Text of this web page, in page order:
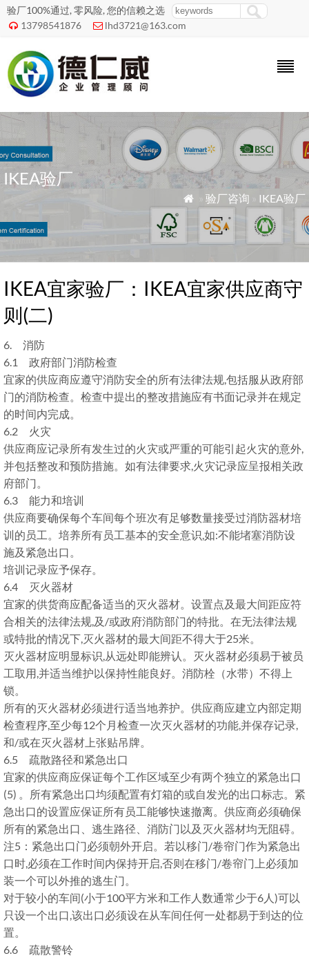
验厂100%通过, 零风险, 您的信赖之选
 13798541876  lhd3721@163.com
IKEA验厂
 验厂咨询 IKEA验厂
IKEA宜家验厂：IKEA宜家供应商守
则(二)
6. 消防
6.1 政府部门消防检查
宜家的供应商应遵守消防安全的所有法律法规,包括服从政府部
门的消防检查。检查中提出的整改措施应有书面记录并在规定
的时间内完成。
6.2 火灾
供应商应记录所有发生过的火灾或严重的可能引起火灾的意外,
并包括整改和预防措施。如有法律要求,火灾记录应呈报相关政
府部门。
6.3 能力和培训
供应商要确保每个车间每个班次有足够数量接受过消防器材培
训的员工。培养所有员工基本的安全意识,如:不能堵塞消防设
施及紧急出口。
培训记录应予保存。
6.4 灭火器材
宜家的供货商应配备适当的灭火器材。设置点及最大间距应符
合相关的法律法规,及/或政府消防部门的特批。在无法律法规
或特批的情况下,灭火器材的最大间距不得大于25米。
灭火器材应明显标识,从远处即能辨认。灭火器材必须易于被员
工取用,并适当维护以保持性能良好。消防栓（水带）不得上
锁。
所有的灭火器材必须进行适当地养护。供应商应建立内部定期
检查程序,至少每12个月检查一次灭火器材的功能,并保存记录,
和/或在灭火器材上张贴吊牌。
6.5 疏散路径和紧急出口
宜家的供应商应保证每个工作区域至少有两个独立的紧急出口
(5) 。所有紧急出口均须配置有灯箱的或自发光的出口标志。紧
急出口的设置应保证所有员工能够快速撤离。供应商必须确保
所有的紧急出口、逃生路径、消防门以及灭火器材均无阻碍。
注5：紧急出口门必须朝外开启。若以移门/卷帘门作为紧急出
口时,必须在工作时间内保持开启,否则在移门/卷帘门上必须加
装一个可以外推的逃生门。
对于较小的车间(小于100平方米和工作人数通常少于6人)可以
只设一个出口,该出口必须设在从车间任何一处都易于到达的位
置。
6.6 疏散警铃